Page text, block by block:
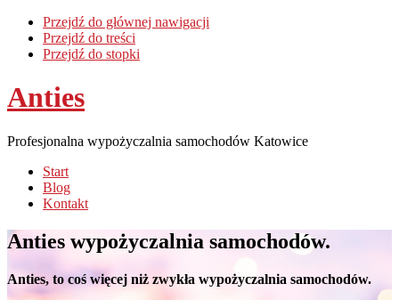
Przejdź do głównej nawigacji
Przejdź do treści
Przejdź do stopki
AntiesAnties
Profesjonalna wypożyczalnia samochodów Katowice
Start
Blog
Kontakt
Anties wypożyczalnia samochodów.
Anties, to coś więcej niż zwykła wypożyczalnia samochodów.